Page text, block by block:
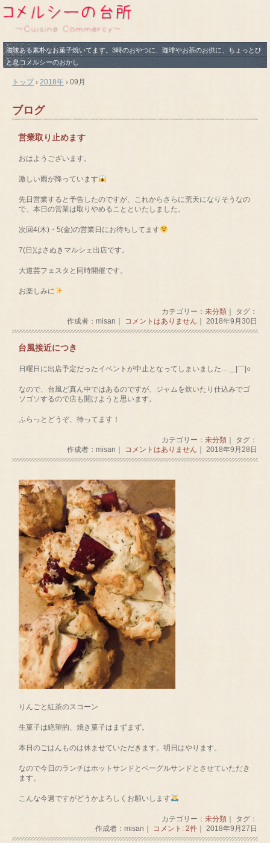
滋味ある素朴なお菓子焼いてます。3時のおやつに、珈琲やお茶のお供に、ちょっとひ
と息コメルシーのおかし
トップ› 2018年 › 09月
ブログ
営業取り止めます
おはようございます。
激しい雨が降っています
先日営業すると予告したのですが、これからさらに荒天になりそうなの
で、本日の営業は取りやめることといたしました。
次回4(木)・5(金)の営業日にお待ちしてます
7(日)はさぬきマルシェ出店です。
大道芸フェスタと同時開催です。
お楽しみに
カテゴリー： 未分類｜ タグ：
作成者：misan｜
コメントはありません ｜ 2018年9月30日
台風接近につき
日曜日に出店予定だったイベントが中止となってしまいました…＿|￣|○
なので、台風ど真ん中ではあるのですが、ジャムを炊いたり仕込みでゴ
ソゴソするので店も開けようと思います。
ふらっとどうぞ、待ってます！
カテゴリー： 未分類｜ タグ：
作成者：misan｜
コメントはありません ｜ 2018年9月28日
りんごと紅茶のスコーン
生菓子は絶望的、焼き菓子はまずまず。
本日のごはんものは休ませていただきます。明日はやります。
なので今日のランチはホットサンドとベーグルサンドとさせていただき
ます。
こんな今週ですがどうかよろしくお願いします
カテゴリー： 未分類｜ タグ：
作成者：misan｜
コメント: 2件｜ 2018年9月27日